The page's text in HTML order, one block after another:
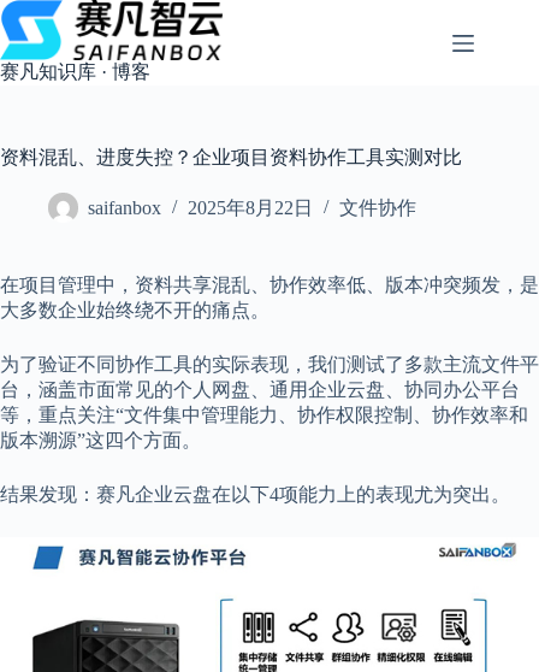
跳
过
内
容
赛凡知识库 · 博客
资料混乱、进度失控？企业项目资料协作工具实测对比
saifanbox 2025年8月22日 文件协作
在项目管理中，资料共享混乱、协作效率低、版本冲突频发，是
大多数企业始终绕不开的痛点。
为了验证不同协作工具的实际表现，我们测试了多款主流文件平
台，涵盖市面常见的个人网盘、通用企业云盘、协同办公平台
等，重点关注“文件集中管理能力、协作权限控制、协作效率和
版本溯源”这四个方面。
结果发现：赛凡企业云盘在以下4项能力上的表现尤为突出。